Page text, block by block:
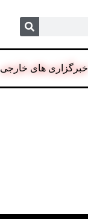
خبرگزاری های خارجی